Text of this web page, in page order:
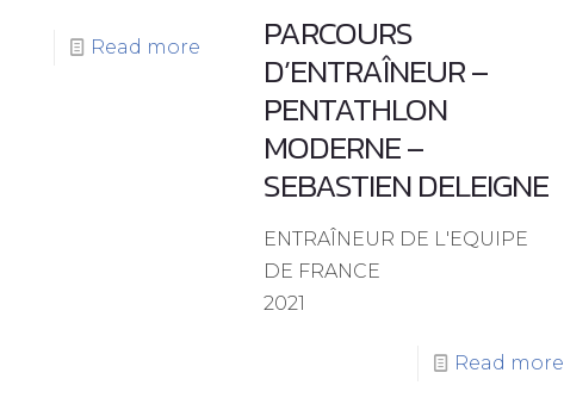
Read more PARCOURS
D’ENTRAÎNEUR –
PENTATHLON
MODERNE –
SEBASTIEN DELEIGNE
ENTRAÎNEUR DE L'EQUIPE
DE FRANCE
2021
Read more